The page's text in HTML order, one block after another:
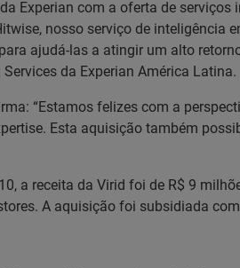
Experian com a oferta de
nosso serviço de
ajudá-las a atingir um alto
da Experian América Latina.
“Estamos felizes com a
Esta aquisição também
a receita da Virid foi de R$ 9
A aquisição foi subsidiada